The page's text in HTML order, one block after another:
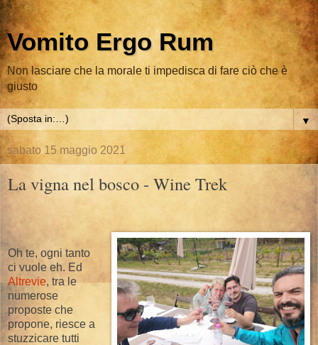
Vomito Ergo Rum
Non lasciare che la morale ti impedisca di fare ciò che è
giusto
▼
sabato 15 maggio 2021
La vigna nel bosco - Wine Trek
Oh te, ogni tanto
ci vuole eh. Ed
Altrevie, tra le
numerose
proposte che
propone, riesce a
stuzzicare tutti